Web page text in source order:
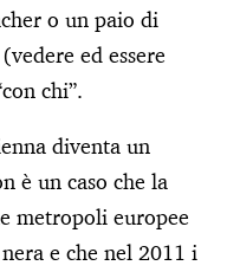
o un paio di
ed essere
chi”.
diventa un
è un caso che la
metropoli europee
e che nel 2011 i